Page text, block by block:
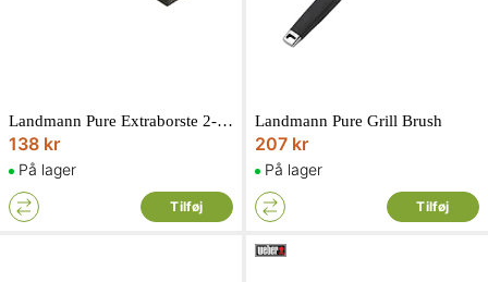
Landmann Pure Extraborste 2-pack
138 kr
På lager
Tilføj
Landmann Pure Grill Brush
207 kr
På lager
Tilføj